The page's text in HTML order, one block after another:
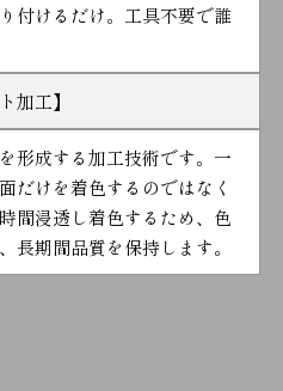
付けるだけ。工具不要で誰
加工】
形成する加工技術です。一
だけを着色するのではなく
間浸透し着色するため、色
長期間品質を保持します。